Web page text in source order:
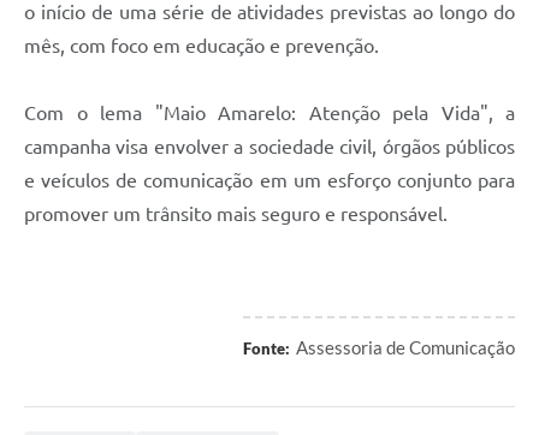
o início de uma série de atividades previstas ao longo do
mês, com foco em educação e prevenção.
Com o lema "Maio Amarelo: Atenção pela Vida", a
campanha visa envolver a sociedade civil, órgãos públicos
e veículos de comunicação em um esforço conjunto para
promover um trânsito mais seguro e responsável.
Fonte: Assessoria de Comunicação